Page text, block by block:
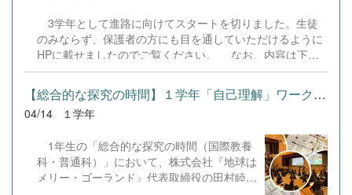
3学年として進路に向けてスタートを切りました。生徒
のみならず、保護者の方にも目を通していただけるように
HPに載せましたのでご覧ください。 なお、内容は下記
の通りとなっています。 R08_3学年進路通信No01.pdf
［主な内容］①進路についての考え方 ②山崎直子さんの母
校東大での講演より ③４，５月の進路の予定 ④模擬試
験・進学講習の意義 ⑤本校の３年間の進路決定状況
【総合的な探究の時間】１学年「自己理解」ワークショップ実施
04/14 １学年
1年生の「総合的な探究の時間（国際教養
科・普通科）」において、株式会社『地球は
メリー・ゴーランド』代表取締役の田村睦美